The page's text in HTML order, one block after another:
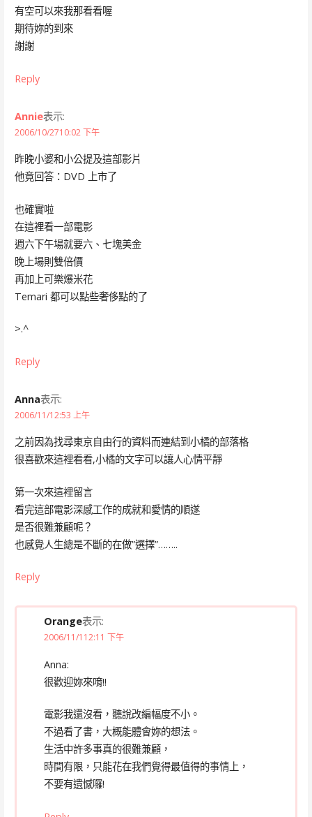
有空可以來我那看看喔
期待妳的到來
謝謝
Reply
Annie表示:
2006/10/2710:02 下午
昨晚小婆和小公提及這部影片
他竟回答：DVD 上市了
也確實啦
在這裡看一部電影
週六下午場就要六、七塊美金
晚上場則雙倍價
再加上可樂爆米花
Temari 都可以點些奢侈點的了
>.^
Reply
Anna表示:
2006/11/12:53 上午
之前因為找尋東京自由行的資料而連結到小橘的部落格
很喜歡來這裡看看,小橘的文字可以讓人心情平靜
第一次來這裡留言
看完這部電影深感工作的成就和愛情的順遂
是否很難兼顧呢？
也感覺人生總是不斷的在做”選擇”……..
Reply
Orange表示:
2006/11/112:11 下午
Anna:
很歡迎妳來唷!!
電影我還沒看，聽說改編幅度不小。
不過看了書，大概能體會妳的想法。
生活中許多事真的很難兼顧，
時間有限，只能花在我們覺得最值得的事情上，
不要有遺憾囉!